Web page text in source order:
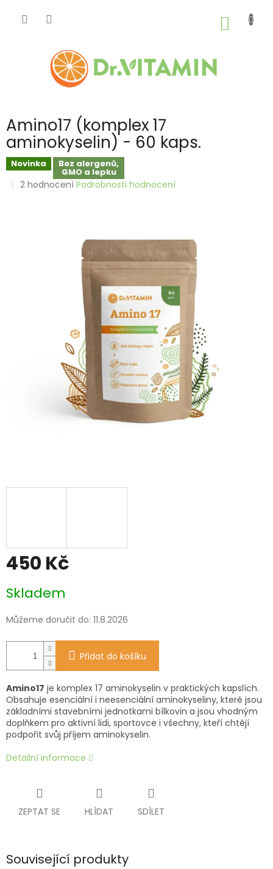
Amino17 (komplex 17
aminokyselin) - 60 kaps.
Novinka Bez alergenů,
GMO a lepku
Průměrné
2 hodnocení Podrobnosti hodnocení
450 Kč
cena:
Skladem
Můžeme doručit do: 11.8.2026
Přidat do košíku
Amino17 je komplex 17 aminokyselin v praktických kapslích.
Obsahuje esenciální i neesenciální aminokyseliny, které jsou
základními stavebními jednotkami bílkovin a jsou vhodným
doplňkem pro aktivní lidi, sportovce i všechny, kteří chtějí
podpořit svůj příjem aminokyselin.
Detailní informace
ZEPTAT SE HLÍDAT SDÍLET
Související produkty